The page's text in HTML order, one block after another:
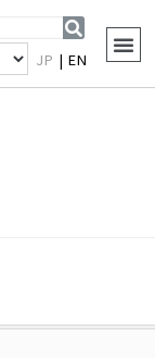
JP |EN